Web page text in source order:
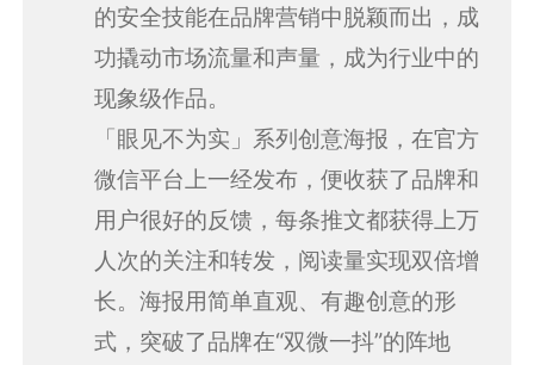
的安全技能在品牌营销中脱颖而出，成
功撬动市场流量和声量，成为行业中的
现象级作品。
「眼见不为实」系列创意海报，在官方
微信平台上一经发布，便收获了品牌和
用户很好的反馈，每条推文都获得上万
人次的关注和转发，阅读量实现双倍增
长。海报用简单直观、有趣创意的形
式，突破了品牌在“双微一抖”的阵地